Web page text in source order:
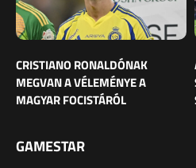
CRISTIANO RONALDÓNAK
MEGVAN A VÉLEMÉNYE A
MAGYAR FOCISTÁRÓL
GAMESTAR